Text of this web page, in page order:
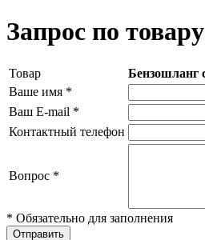
Запрос по товару
Товар
Бензошланг
Ваше имя *
Ваш E-mail *
Контактный телефон
Вопрос *
* Обязательно для заполнения
Отправить